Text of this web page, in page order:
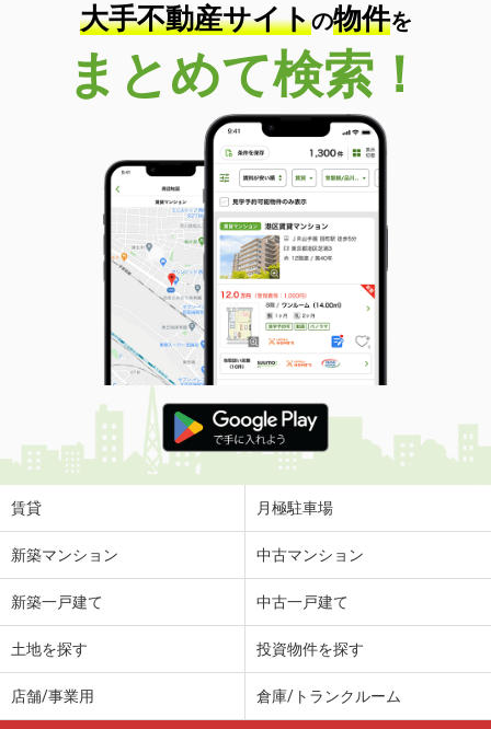
大手不動産サイトの物件を
まとめて検索！
賃貸 月極駐車場
新築マンション 中古マンション
新築一戸建て 中古一戸建て
土地を探す 投資物件を探す
店舗/事業用 倉庫/トランクルーム